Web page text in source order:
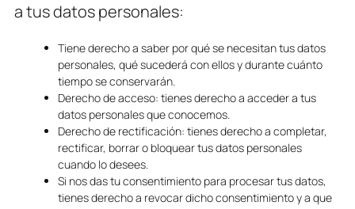
a tus datos personales:
Tiene derecho a saber por qué se necesitan tus datos
personales, qué sucederá con ellos y durante cuánto
tiempo se conservarán.
Derecho de acceso: tienes derecho a acceder a tus
datos personales que conocemos.
Derecho de rectificación: tienes derecho a completar,
rectificar, borrar o bloquear tus datos personales
cuando lo desees.
Si nos das tu consentimiento para procesar tus datos,
tienes derecho a revocar dicho consentimiento y a que